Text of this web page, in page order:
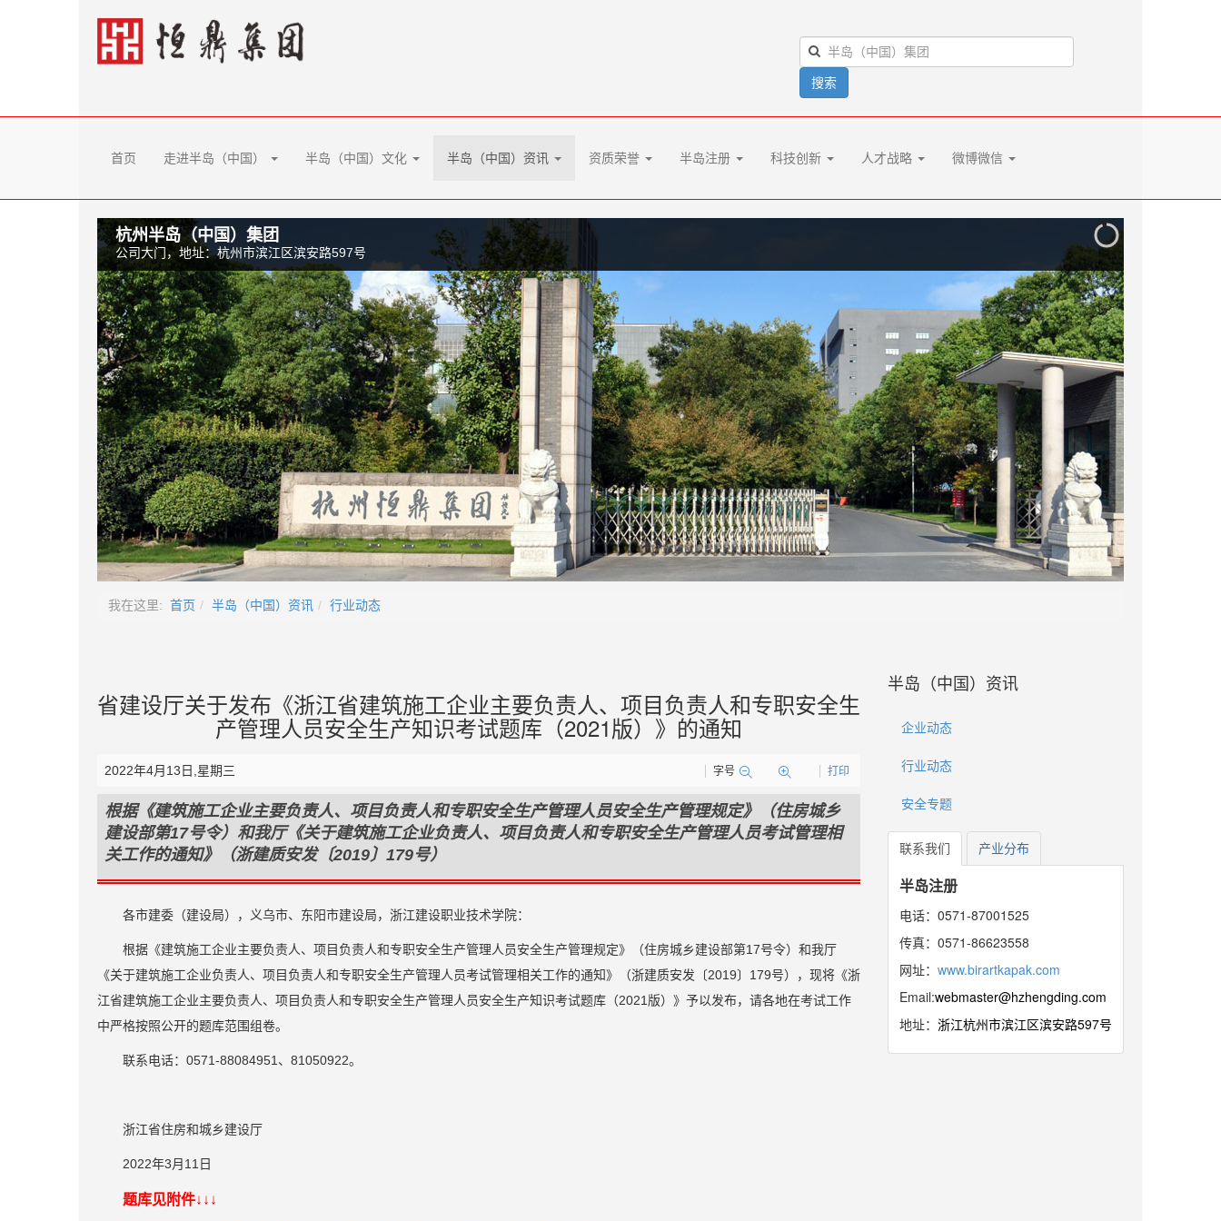
搜索
首页 走进半岛（中国） 半岛（中国）文化 半岛（中国）资讯 资质荣誉 半岛注册 科技创新 人才战略 微博微信
我在这里: 首页 半岛（中国）资讯 行业动态
省建设厅关于发布《浙江省建筑施工企业主要负责人、项目负责人和专职安全生
产管理人员安全生产知识考试题库（2021版）》的通知
2022年4月13日,星期三 字号 打印
根据《建筑施工企业主要负责人、项目负责人和专职安全生产管理人员安全生产管理规定》（住房城乡
建设部第17号令）和我厅《关于建筑施工企业负责人、项目负责人和专职安全生产管理人员考试管理相
关工作的通知》（浙建质安发〔2019〕179号）
各市建委（建设局），义乌市、东阳市建设局，浙江建设职业技术学院：
根据《建筑施工企业主要负责人、项目负责人和专职安全生产管理人员安全生产管理规定》（住房城乡建设部第17号令）和我厅
《关于建筑施工企业负责人、项目负责人和专职安全生产管理人员考试管理相关工作的通知》（浙建质安发〔2019〕179号），现将《浙
江省建筑施工企业主要负责人、项目负责人和专职安全生产管理人员安全生产知识考试题库（2021版）》予以发布，请各地在考试工作
中严格按照公开的题库范围组卷。
联系电话：0571-88084951、81050922。
浙江省住房和城乡建设厅
2022年3月11日
题库见附件↓↓↓
半岛（中国）资讯
企业动态
行业动态
安全专题
联系我们 产业分布
半岛注册
电话：0571-87001525
传真：0571-86623558
网址： www.birartkapak.com
Email:webmaster@hzhengding.com
地址： 浙江杭州市滨江区滨安路597号